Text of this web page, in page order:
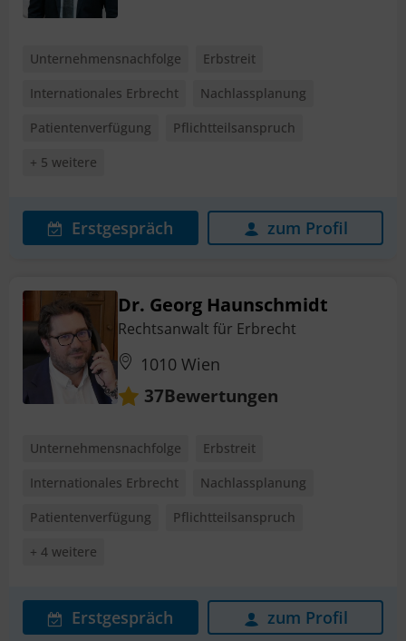
Unternehmensnachfolge
Erbstreit
Internationales Erbrecht
Nachlassplanung
Patientenverfügung
Pflichtteilsanspruch
+ 5 weitere
Erstgespräch zum Profil
Dr. Georg Haunschmidt
Rechtsanwalt für Erbrecht
1010 Wien
37Bewertungen
Unternehmensnachfolge
Erbstreit
Internationales Erbrecht
Nachlassplanung
Patientenverfügung
Pflichtteilsanspruch
+ 4 weitere
Erstgespräch zum Profil